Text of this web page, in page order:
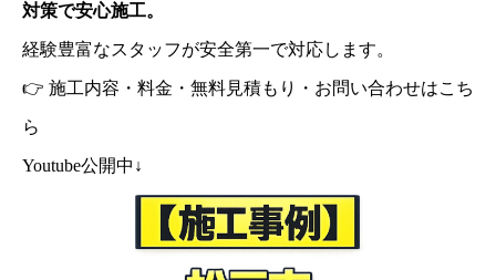
対策で安心施工。
経験豊富なスタッフが安全第一で対応します。
👉 施工内容・料金・無料見積もり・お問い合わせはこち
ら
Youtube公開中↓